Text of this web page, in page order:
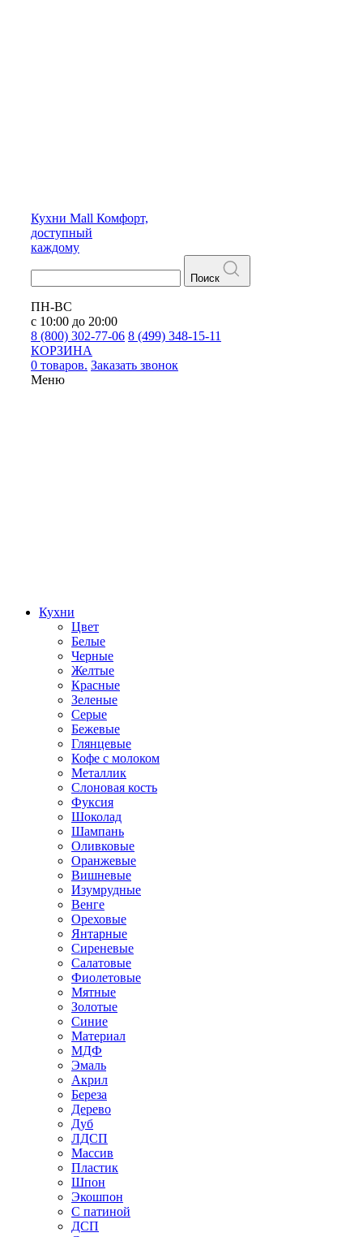
Кухни Mall Комфорт,
доступный
каждому
Поиск
ПН-ВС
с 10:00 до 20:00
8 (800) 302-77-06 8 (499) 348-15-11
КОРЗИНА
0 товаров. Заказать звонок
Меню
Кухни
Цвет
Белые
Черные
Желтые
Красные
Зеленые
Серые
Бежевые
Глянцевые
Кофе с молоком
Металлик
Слоновая кость
Фуксия
Шоколад
Шампань
Оливковые
Оранжевые
Вишневые
Изумрудные
Венге
Ореховые
Янтарные
Сиреневые
Салатовые
Фиолетовые
Мятные
Золотые
Синие
Материал
МДФ
Эмаль
Акрил
Береза
Дерево
Дуб
ЛДСП
Массив
Пластик
Шпон
Экошпон
С патиной
ДСП